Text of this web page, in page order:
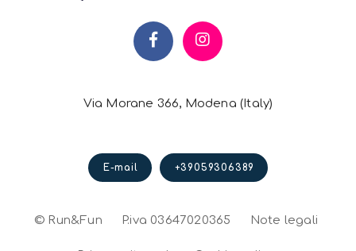
Via Morane 366, Modena (Italy)
E-mail +39059306389
© Run&Fun P.iva 03647020365 Note legali